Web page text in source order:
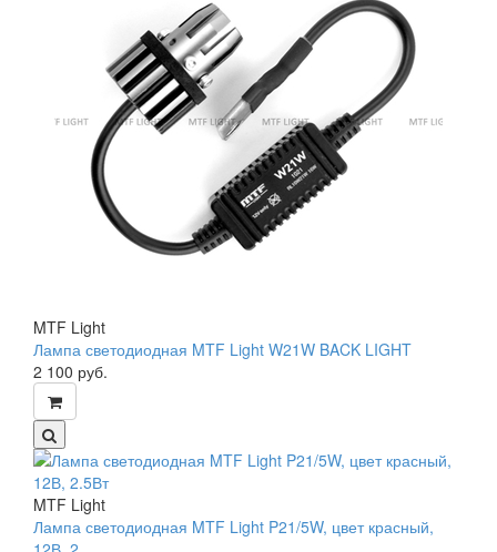
MTF Light
Лампа светодиодная MTF Light W21W BACK LIGHT
2 100 руб.
MTF Light
Лампа светодиодная MTF Light P21/5W, цвет красный,